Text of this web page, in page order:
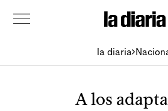
la diaria
A los